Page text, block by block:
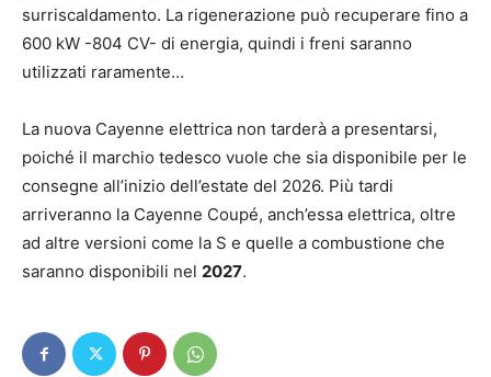
surriscaldamento. La rigenerazione può recuperare fino a
600 kW -804 CV- di energia, quindi i freni saranno
utilizzati raramente…
La nuova Cayenne elettrica non tarderà a presentarsi,
poiché il marchio tedesco vuole che sia disponibile per le
consegne all’inizio dell’estate del 2026. Più tardi
arriveranno la Cayenne Coupé, anch’essa elettrica, oltre
ad altre versioni come la S e quelle a combustione che
saranno disponibili nel 2027.